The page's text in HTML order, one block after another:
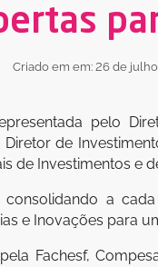
Criado em em: 26 de
pelo
de
de Investimentos e
a
e Inovações para
Fachesf,